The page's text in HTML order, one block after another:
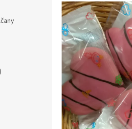
produktu
je
0,0
z
5
hvězdiček.